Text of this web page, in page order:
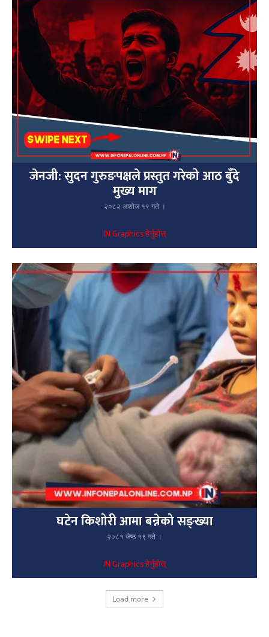
जेनजी: सुदन गुरुङपक्षले प्रस्तुत गरेको आठ बुँदे
मुख्य माग
२०८२ अशोज १९ गते ।
IN Graphics हेर्नुहोस्
घटेन किशोरी आमा बन्नेको सङ्ख्या
२०८१ जेष्ठ १९ गते ।
IN Graphics हेर्नुहोस्
Load more